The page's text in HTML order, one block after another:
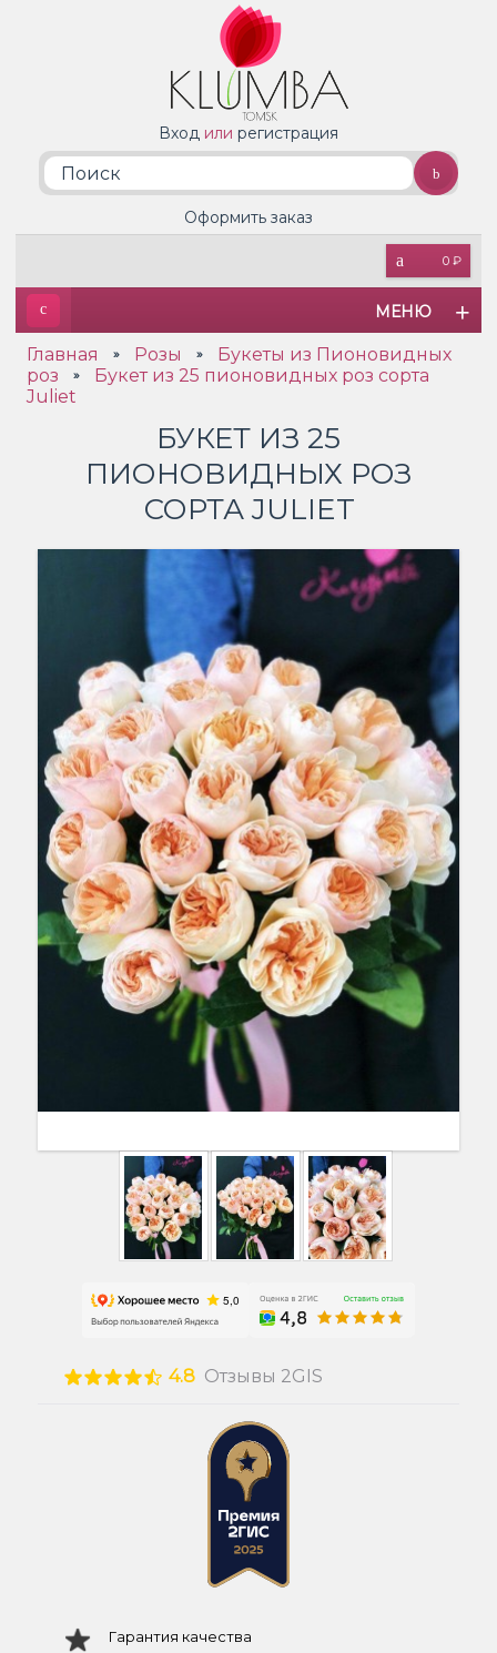
Вход или регистрация
0 ₽
Оформить заказ
МЕНЮ
Главная » Розы »
Букеты из Пионовидных
роз
»
Букет из 25 пионовидных роз сорта
Juliet
БУКЕТ ИЗ 25
ПИОНОВИДНЫХ РОЗ
СОРТА JULIET
4.8 Отзывы 2GIS
Гарантия качества